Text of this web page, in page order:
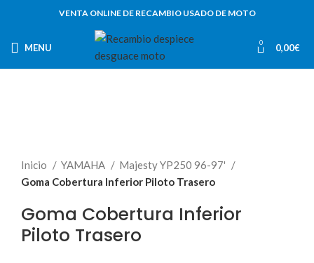
VENTA ONLINE DE RECAMBIO USADO DE MOTO
MENU 0 0,00€
Inicio YAMAHA
Majesty YP250 96-97'
Goma Cobertura Inferior Piloto Trasero
Goma Cobertura Inferior
Piloto Trasero